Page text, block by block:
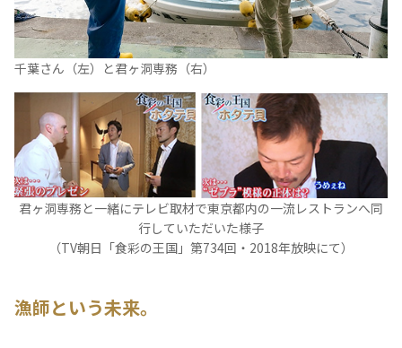
千葉さん（左）と君ヶ洞専務（右）
君ヶ洞専務と一緒にテレビ取材で東京都内の一流レストランへ同
行していただいた様子
（TV朝日「食彩の王国」第734回・2018年放映にて）
漁師という未来。